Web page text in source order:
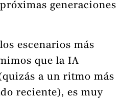
generaciones
escenarios más
que la IA
a un ritmo más
reciente), es muy